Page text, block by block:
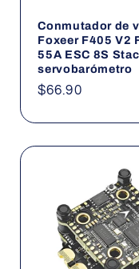
Conmutador de
Foxeer F405 V2
55A ESC 8S
servobarómetro
Precio
$66.90